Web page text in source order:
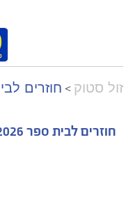
זול סטוק > חוזרים
חוזרים לבית ספר 2026